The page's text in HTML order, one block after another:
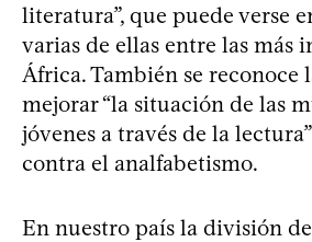
literatura”, que puede verse
varias de ellas entre las más
África. También se reconoce
mejorar “la situación de las
jóvenes a través de la
contra el analfabetismo.
En nuestro país la división